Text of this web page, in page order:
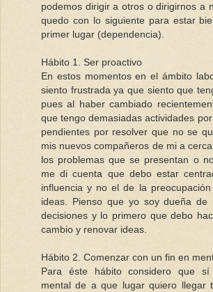
podemos dirigir a otros o dirigirnos a
quedo con lo siguiente para estar
primer lugar (dependencia).
Hábito 1. Ser proactivo
En estos momentos en el ámbito
siento frustrada ya que siento que
pues al haber cambiado
que tengo demasiadas actividades
pendientes por resolver que no se
mis nuevos compañeros de mi a
los problemas que se presentan o
me di cuenta que debo estar
influencia y no el de la
ideas. Pienso que yo soy dueña de
decisiones y lo primero que debo
cambio y renovar ideas.
Hábito 2. Comenzar con un fin en
Para éste hábito considero que
mental de a que lugar quiero llegar